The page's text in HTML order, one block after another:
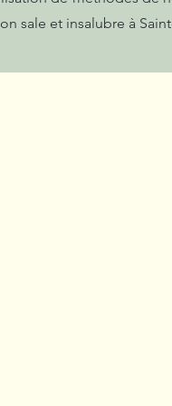
sale et insalubre à